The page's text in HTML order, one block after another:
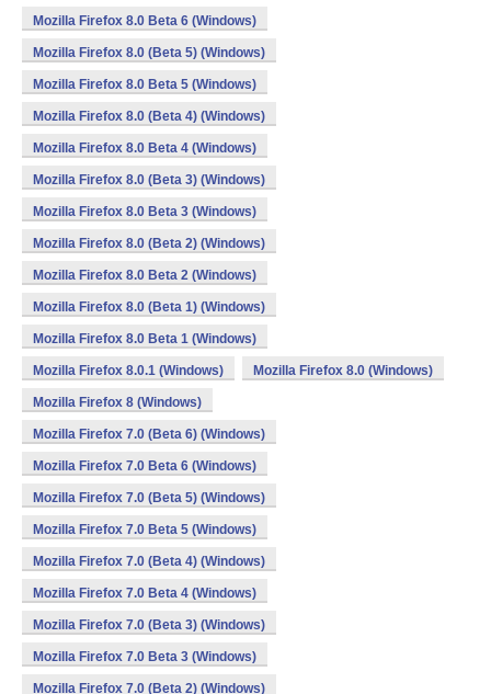
Mozilla Firefox 8.0 Beta 6 (Windows)
Mozilla Firefox 8.0 (Beta 5) (Windows)
Mozilla Firefox 8.0 Beta 5 (Windows)
Mozilla Firefox 8.0 (Beta 4) (Windows)
Mozilla Firefox 8.0 Beta 4 (Windows)
Mozilla Firefox 8.0 (Beta 3) (Windows)
Mozilla Firefox 8.0 Beta 3 (Windows)
Mozilla Firefox 8.0 (Beta 2) (Windows)
Mozilla Firefox 8.0 Beta 2 (Windows)
Mozilla Firefox 8.0 (Beta 1) (Windows)
Mozilla Firefox 8.0 Beta 1 (Windows)
Mozilla Firefox 8.0.1 (Windows) Mozilla Firefox 8.0 (Windows)
Mozilla Firefox 8 (Windows)
Mozilla Firefox 7.0 (Beta 6) (Windows)
Mozilla Firefox 7.0 Beta 6 (Windows)
Mozilla Firefox 7.0 (Beta 5) (Windows)
Mozilla Firefox 7.0 Beta 5 (Windows)
Mozilla Firefox 7.0 (Beta 4) (Windows)
Mozilla Firefox 7.0 Beta 4 (Windows)
Mozilla Firefox 7.0 (Beta 3) (Windows)
Mozilla Firefox 7.0 Beta 3 (Windows)
Mozilla Firefox 7.0 (Beta 2) (Windows)